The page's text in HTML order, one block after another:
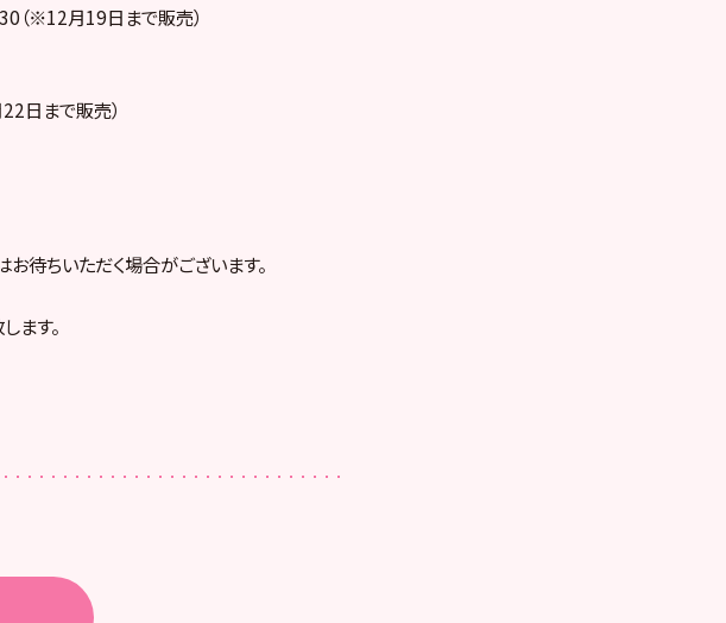
（※12月19日まで販売）
日まで販売）
待ちいただく場合がございます。
ます。